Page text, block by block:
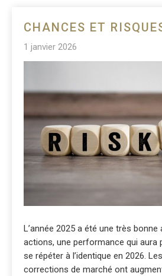
CHANCES ET
1 janvier 2026
L’année 2025 a été une très bonne
actions, une performance qui aura
se répéter à l’identique en 2026.
corrections de marché ont